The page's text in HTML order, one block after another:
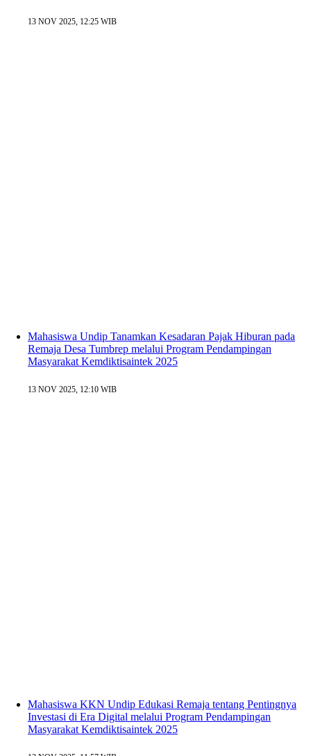
13 NOV 2025, 12:25 WIB
Mahasiswa Undip Tanamkan Kesadaran Pajak Hiburan pada
Remaja Desa Tumbrep melalui Program Pendampingan
Masyarakat Kemdiktisaintek 2025
13 NOV 2025, 12:10 WIB
Mahasiswa KKN Undip Edukasi Remaja tentang Pentingnya
Investasi di Era Digital melalui Program Pendampingan
Masyarakat Kemdiktisaintek 2025